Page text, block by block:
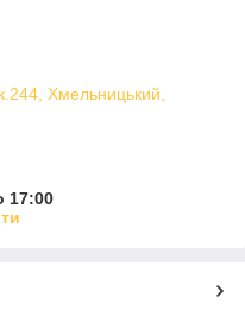
Хмельницький,
17:00